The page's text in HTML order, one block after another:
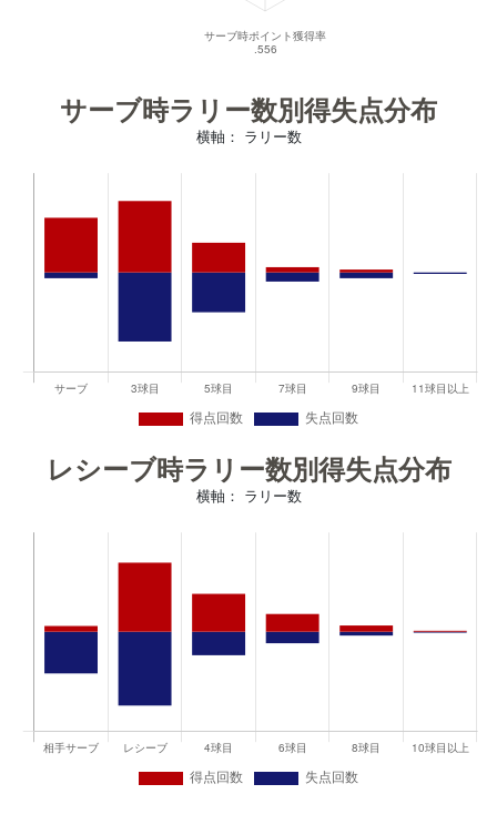
サーブ時ラリー数別得失点分布
横軸： ラリー数
レシーブ時ラリー数別得失点分布
横軸： ラリー数